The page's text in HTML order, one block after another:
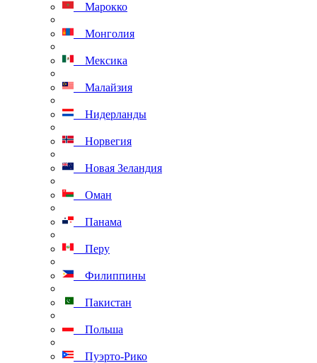
Марокко
Монголия
Мексика
Малайзия
Нидерланды
Норвегия
Новая Зеландия
Оман
Панама
Перу
Филиппины
Пакистан
Польша
Пуэрто-Рико